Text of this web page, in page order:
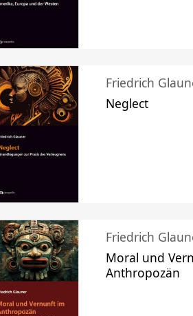
Friedrich
Neglect
Friedrich
Moral und
Anthropozän